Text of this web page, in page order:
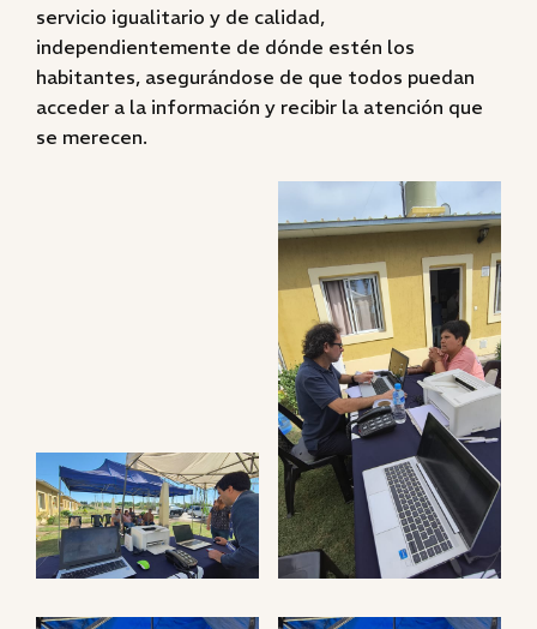
servicio igualitario y de calidad,
independientemente de dónde estén los
habitantes, asegurándose de que todos puedan
acceder a la información y recibir la atención que
se merecen.